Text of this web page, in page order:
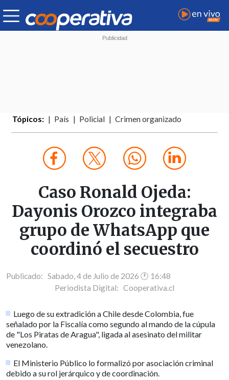
Tópicos: País Policial Crimen organizado
Caso Ronald Ojeda:
Dayonis Orozco integraba
grupo de WhatsApp que
coordinó el secuestro
Publicado: Sabado, 4 de Julio de 2026 🕐 16:48
Periodista Digital: Cooperativa.cl
Luego de su extradición a Chile desde Colombia, fue
señalado por la Fiscalía como segundo al mando de la cúpula
de "Los Piratas de Aragua", ligada al asesinato del militar
venezolano.
El Ministerio Público lo formalizó por asociación criminal
debido a su rol jerárquico y de coordinación.